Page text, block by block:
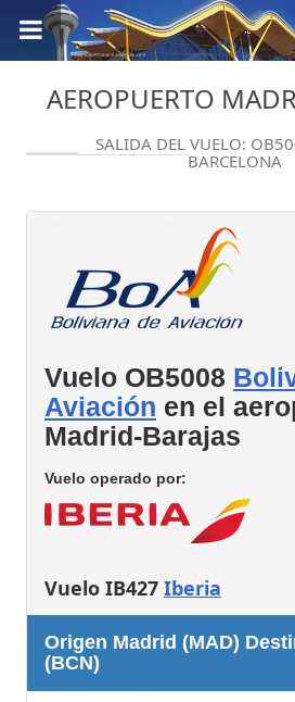
AEROPUERTO
SALIDA DEL VUELO:
BARCELONA
Vuelo OB5008
Aviación en el
Madrid-Barajas
Vuelo operado por:
Vuelo IB427 Iberia
Origen Madrid (MAD)
(BCN)